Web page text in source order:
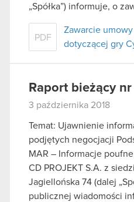
„Spółka”) informuje, o
PDF
Zawarcie
dotyczącej gry
Raport bieżący
3 października 2018
Temat: Ujawnienie
podjętych negocjacji
MAR – Informacje
CD PROJEKT S.A. z
Jagiellońska 74 (dalej
publicznej wiadomości